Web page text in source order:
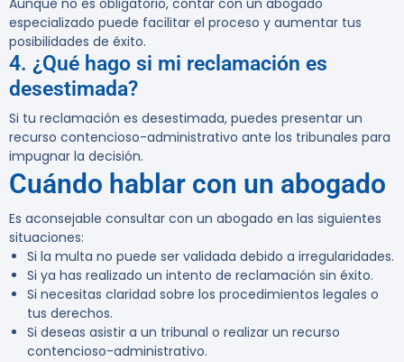
Aunque no es obligatorio, contar con un abogado
especializado puede facilitar el proceso y aumentar tus
posibilidades de éxito.
4. ¿Qué hago si mi reclamación es
desestimada?
Si tu reclamación es desestimada, puedes presentar un
recurso contencioso-administrativo ante los tribunales para
impugnar la decisión.
Cuándo hablar con un abogado
Es aconsejable consultar con un abogado en las siguientes
situaciones:
Si la multa no puede ser validada debido a irregularidades.
Si ya has realizado un intento de reclamación sin éxito.
Si necesitas claridad sobre los procedimientos legales o
tus derechos.
Si deseas asistir a un tribunal o realizar un recurso
contencioso-administrativo.